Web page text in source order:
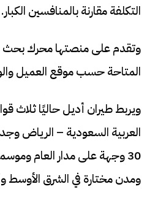
التكلفة مقارنة بالمنافسين الكبار.
وتقدم على منصتها محرك بحث
المتاحة حسب موقع العميل
ويربط طيران أديل حاليًا ثلاث
العربية السعودية – الرياض
30 وجهة على مدار العام
ومدن مختارة في الشرق الأوسط